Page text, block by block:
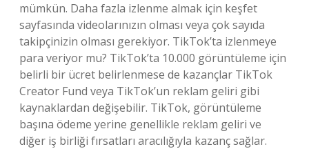
mümkün. Daha fazla izlenme almak için keşfet
sayfasında videolarınızın olması veya çok sayıda
takipçinizin olması gerekiyor. TikTok’ta izlenmeye
para veriyor mu? TikTok’ta 10.000 görüntüleme için
belirli bir ücret belirlenmese de kazançlar TikTok
Creator Fund veya TikTok’un reklam geliri gibi
kaynaklardan değişebilir. TikTok, görüntüleme
başına ödeme yerine genellikle reklam geliri ve
diğer iş birliği fırsatları aracılığıyla kazanç sağlar.